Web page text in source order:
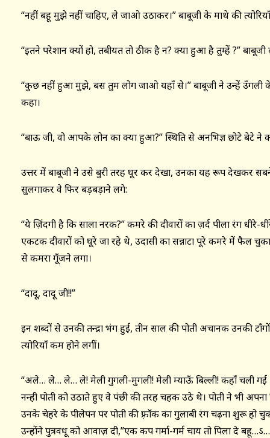
“नहीं बहू मुझे नहीं चाहिए, ले जाओ उठाकर।” बाबूजी के माथे की
“इतने परेशान क्यों हो, तबीयत तो ठीक है न? क्या हुआ है तुम्हें ?”
“कुछ नहीं हुआ मुझे, बस तुम लोग जाओ यहाँ से।” बाबूजी ने उन्हें उँगली के
कहा।
“बाऊ जी, वो आपके लोन का क्या हुआ?” स्थिति से अनभिज्ञ छोटे बेटे ने
उत्तर में बाबूजी ने उसे बुरी तरह घूर कर देखा, उनका यह रूप देखकर सबने
सुलगाकर वे फिर बड़बड़ाने लगे:
“ये ज़िंदगी है कि साला नरक?” कमरे की दीवारों का ज़र्द पीला रंग
एकटक दीवारों को घूरे जा रहे थे, उदासी का सन्नाटा पूरे कमरे में फैल
से कमरा गूँजने लगा।
“दादू, दादू जी!!”
इन शब्दों से उनकी तन्द्रा भंग हुई, तीन साल की पोती अचानक उनकी
त्योरियाँ कम होने लगीं।
“अले… ले… ले… ले! मेली गुगली-मुगली! मेली म्याऊँ बिल्ली! कहाँ चली
नन्ही पोती को उठाते हुए वे पंछी की तरह चहक उठे थे। पोती ने भी
उनके चेहरे के पीलेपन पर पोती की फ़्रॉक का गुलाबी रंग चढ़ना शुरू हो
उन्होंने पुत्रवधू को आवाज़ दी,”एक कप गर्मा-गर्म चाय तो पिला दे